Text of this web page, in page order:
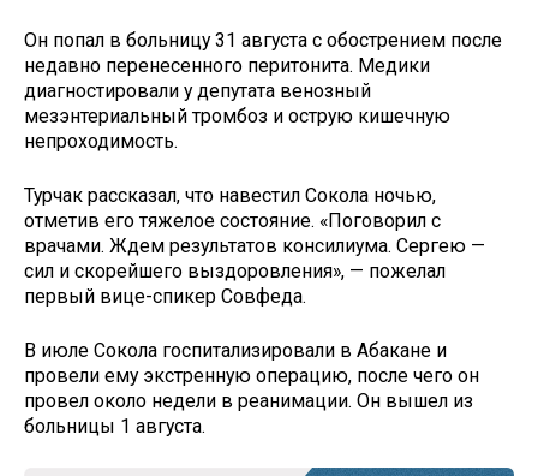
Он попал в больницу 31 августа с обострением после
недавно перенесенного перитонита. Медики
диагностировали у депутата венозный
мезэнтериальный тромбоз и острую кишечную
непроходимость.
Турчак рассказал, что навестил Сокола ночью,
отметив его тяжелое состояние. «Поговорил с
врачами. Ждем результатов консилиума. Сергею —
сил и скорейшего выздоровления», — пожелал
первый вице-спикер Совфеда.
В июле Сокола госпитализировали в Абакане и
провели ему экстренную операцию, после чего он
провел около недели в реанимации. Он вышел из
больницы 1 августа.